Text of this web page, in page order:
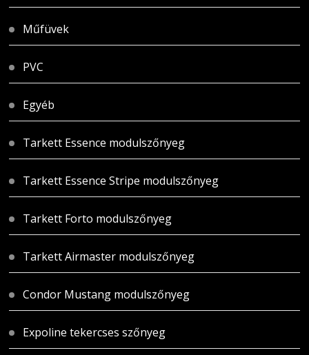
Műfüvek
PVC
Egyéb
Tarkett Essence modulszőnyeg
Tarkett Essence Stripe modulszőnyeg
Tarkett Forto modulszőnyeg
Tarkett Airmaster modulszőnyeg
Condor Mustang modulszőnyeg
Expoline tekercses szőnyeg